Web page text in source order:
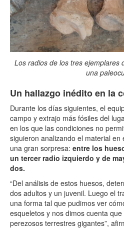
Los radios de los tres ejemplares
una
Un hallazgo inédito en la
Durante los días siguientes, el
campo y extrajo más fósiles del
en los que las condiciones no
siguieron analizando el material en
una gran sorpresa: entre los
un tercer radio izquierdo y de
dos.
“Del análisis de estos huesos,
dos adultos y un juvenil. Luego el
una forma tal que pudimos ver
esqueletos y nos dimos cuenta
perezosos terrestres gigantes”,